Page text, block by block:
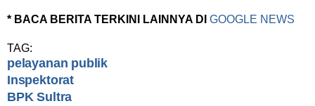
* BACA BERITA TERKINI LAINNYA DI GOOGLE NEWS
TAG:
pelayanan publik
Inspektorat
BPK Sultra